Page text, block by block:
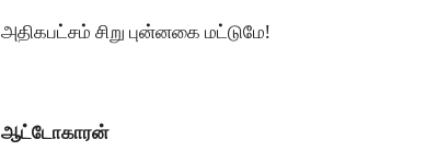
அதிகபட்சம் சிறு புன்னகை மட்டுமே!
ஆட்டோகாரன்